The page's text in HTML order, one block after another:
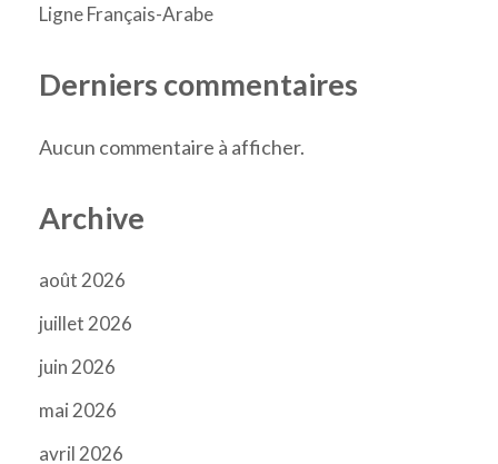
Ligne Français-Arabe
Derniers commentaires
Aucun commentaire à afficher.
Archive
août 2026
juillet 2026
juin 2026
mai 2026
avril 2026